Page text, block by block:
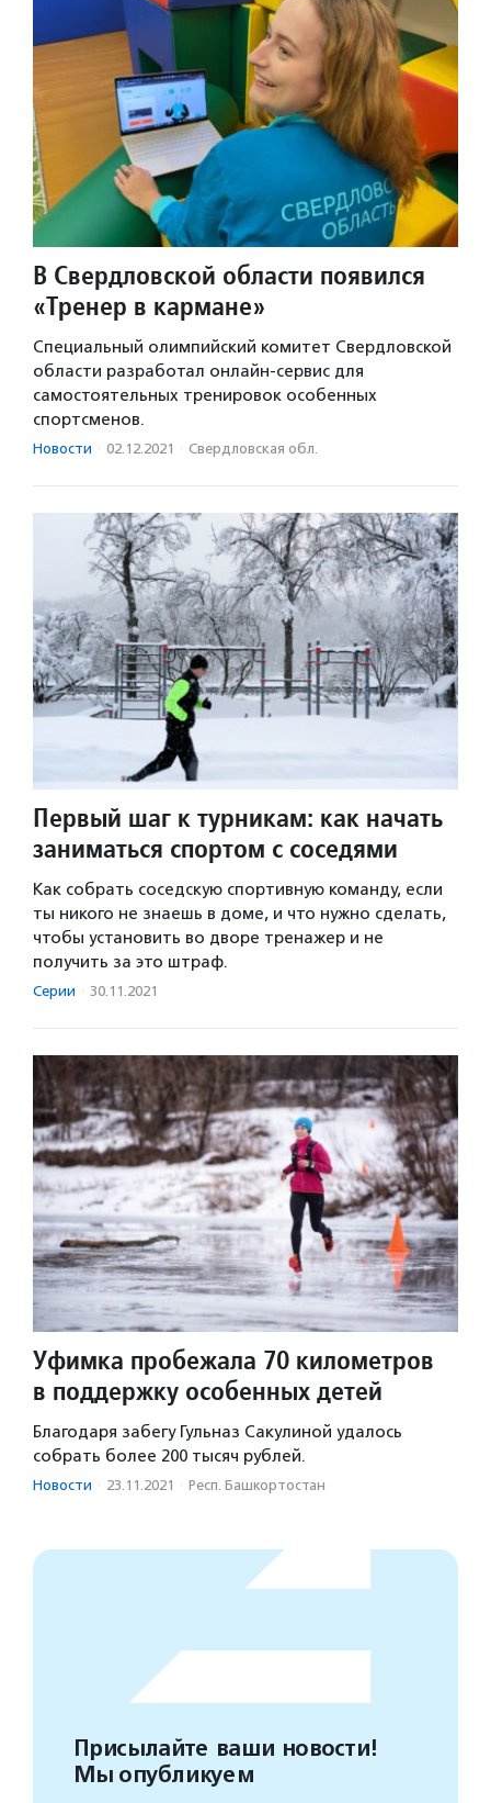
В Свердловской области появился
«Тренер в кармане»
Специальный олимпийский комитет Свердловской
области разработал онлайн-сервис для
самостоятельных тренировок особенных
спортсменов.
Новости · 02.12.2021 · Свердловская обл.
Первый шаг к турникам: как начать
заниматься спортом с соседями
Как собрать соседскую спортивную команду, если
ты никого не знаешь в доме, и что нужно сделать,
чтобы установить во дворе тренажер и не
получить за это штраф.
Серии · 30.11.2021
Уфимка пробежала 70 километров
в поддержку особенных детей
Благодаря забегу Гульназ Сакулиной удалось
собрать более 200 тысяч рублей.
Новости · 23.11.2021 · Респ. Башкортостан
Присылайте ваши новости!
Мы опубликуем